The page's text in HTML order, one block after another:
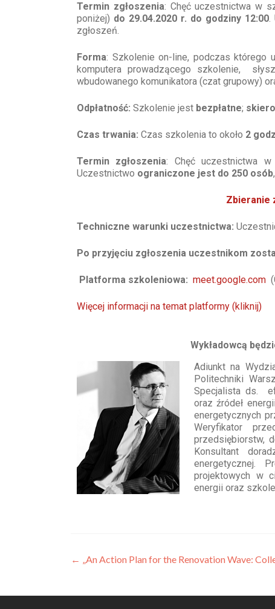
Termin zgłoszenia: Chęć uczestnictwa w
poniżej) do 29.04.2020 r. do godziny 12:00.
zgłoszeń.
Forma: Szkolenie on-line, podczas którego
komputera prowadzącego szkolenie,
wbudowanego komunikatora (czat grupowy)
Odpłatność: Szkolenie jest bezpłatne;
Czas trwania: Czas szkolenia to około 2
Termin zgłoszenia: Chęć uczestnictwa
Uczestnictwo ograniczone jest do 250 osób
Zbieranie
Techniczne warunki uczestnictwa:
Po przyjęciu zgłoszenia uczestnikom
Platforma szkoleniowa: meet.google.com
Więcej informacji na temat platformy (kliknij)
Wykładowcą będzie dr
Adiunkt na
Politechniki
Specjalista ds.
oraz źródeł
energetycznych
Weryfikator
przedsiębiorstw,
Konsultant
energetycznej.
projektowych w
energii oraz
← „An Action Plan for the Renovation Wave: